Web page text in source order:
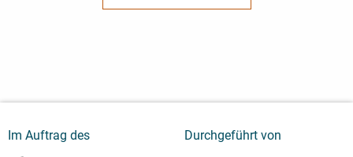
Im Auftrag des Durchgeführt von